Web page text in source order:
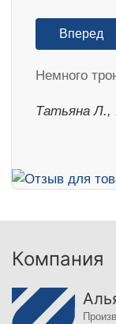
Вперед
Немного
Татьяна Л.,
Компания